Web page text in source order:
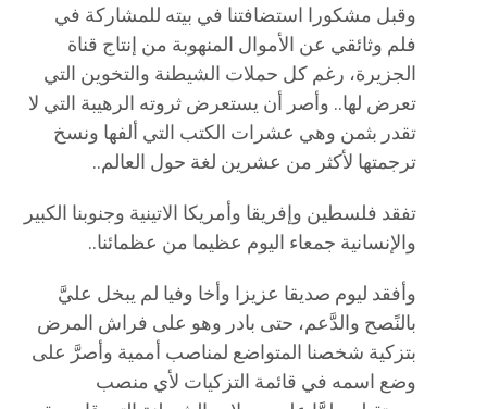
وقبل مشكورا استضافتنا في بيته للمشاركة في
فلم وثائقي عن الأموال المنهوبة من إنتاج قناة
الجزيرة، رغم كل حملات الشيطنة والتخوين التي
تعرض لها.. وأصر أن يستعرض ثروته الرهيبة التي لا
تقدر بثمن وهي عشرات الكتب التي ألفها ونسخ
ترجمتها لأكثر من عشرين لغة حول العالم..
تفقد فلسطين وإفريقا وأمريكا الاتينية وجنوبنا الكبير
والإنسانية جمعاء اليوم عظيما من عظمائنا..
وأفقد ليوم صديقا عزيزا وأخا وفيا لم يبخل عليَّ
بالنًصح والدَّعم، حتى بادر وهو على فراش المرض
بتزكية شخصنا المتواضع لمناصب أممية وأصرَّ على
وضع اسمه في قائمة التزكيات لأي منصب